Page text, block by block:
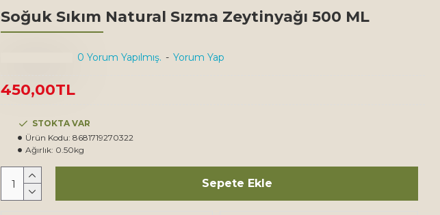
Soğuk Sıkım Natural Sızma Zeytinyağı 500 ML
STOKTA VAR
Ürün Kodu: 8681719270322
Ağırlık: 0.50kg
0 Yorum Yapılmış. - Yorum Yap
450,00TL
Sepete Ekle